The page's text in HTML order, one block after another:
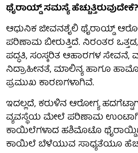
ಥೈರಾಯ್ಡ್ ಸಮಸ್ಯೆ ಹೆಚ್ಚುತ್ತಿರುವುದೇಕೆ?
ಆಧುನಿಕ ಜೀವನಶೈಲಿ ಥೈರಾಯ್ಡ್
ಪರಿಣಾಮ ಬೀರುತ್ತಿದೆ. ನಿರಂತರ
ಪದ್ಧತಿ, ಸಂಸ್ಕರಿತ ಆಹಾರಗಳ
ನಿದ್ರಾಹೀನತೆ, ಮಾಲಿನ್ಯ ಹಾಗೂ
ಪ್ರಮುಖ ಕಾರಣಗಳಾಗಿವೆ.
ಇದಲ್ಲದೆ, ಕರುಳಿನ ಆರೋಗ್ಯ
ವ್ಯವಸ್ಥೆಯ ಮೇಲೆ ಪರಿಣಾಮ
ಕಾಯಿಲೆಗಳಾದ ಹಶಿಮೊಟೊ
ಕಾಯಿಲೆ ಬೆಳೆಯುವ ಸಾಧ್ಯತೆಯೂ